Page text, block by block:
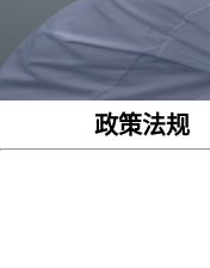
政策法规